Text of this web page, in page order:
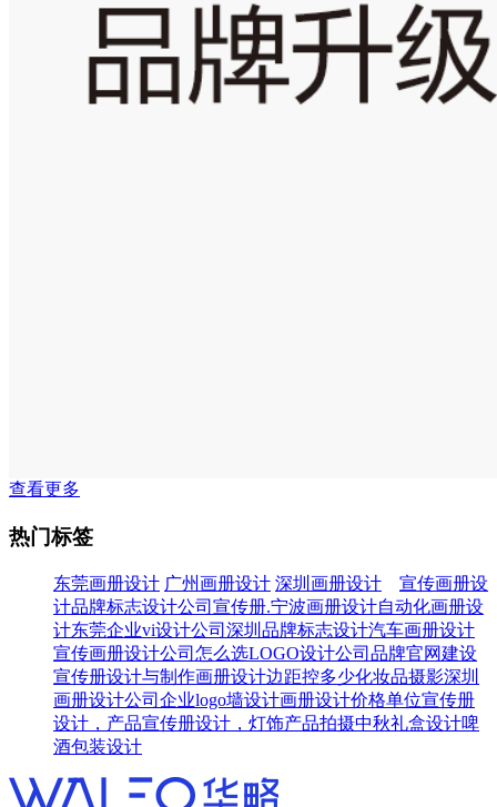
查看更多
热门标签
东莞画册设计 广州画册设计 深圳画册设计
宣传画册设
计品牌标志设计公司宣传册.宁波画册设计自动化画册设
计东莞企业vi设计公司 深圳品牌标志设计汽车画册设计
宣传画册设计公司 怎么选LOGO设计公司 品牌官网建设
宣传册设计与制作画册设计边距控多少化妆品摄影深圳
画册设计公司 企业logo墙设计画册设计价格单位宣传册
设计，产品宣传册设计， 灯饰产品拍摄中秋礼盒设计啤
酒包装设计